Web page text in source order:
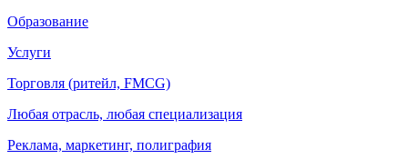
Образование
Услуги
Торговля (ритейл, FMCG)
Любая отрасль, любая специализация
Реклама, маркетинг, полиграфия